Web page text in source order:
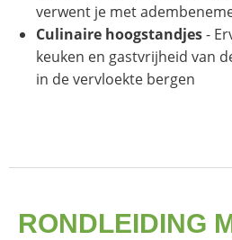
verwent je met
Culinaire hoogstandjes-
keuken en gastvrijheid van
in de vervloekte bergen
RONDLEIDING